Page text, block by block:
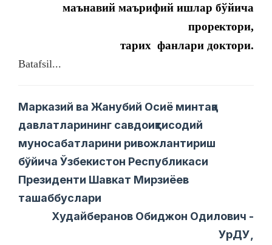
маънавий маърифий ишлар бўйича
проректори,
тарих фанлари доктори.
Batafsil...
Марказий ва Жанубий Осиё минтақа
давлатларининг савдоиқтисодий
муносабатларини ривожлантириш
бўйича Ўзбекистон Республикаси
Президенти Шавкат Мирзиёев
ташаббуслари
Худайберанов Обиджон Одилович -
УрДУ,